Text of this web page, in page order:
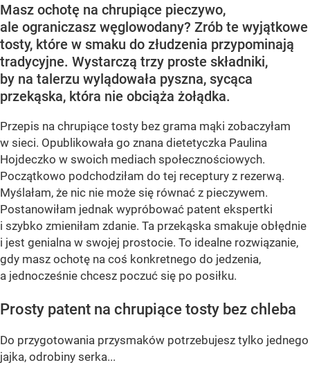
Masz ochotę na chrupiące pieczywo,
ale ograniczasz węglowodany? Zrób te wyjątkowe
tosty, które w smaku do złudzenia przypominają
tradycyjne. Wystarczą trzy proste składniki,
by na talerzu wylądowała pyszna, sycąca
przekąska, która nie obciąża żołądka.
Przepis na chrupiące tosty bez grama mąki zobaczyłam
w sieci. Opublikowała go znana dietetyczka Paulina
Hojdeczko w swoich mediach społecznościowych.
Początkowo podchodziłam do tej receptury z rezerwą.
Myślałam, że nic nie może się równać z pieczywem.
Postanowiłam jednak wypróbować patent ekspertki
i szybko zmieniłam zdanie. Ta przekąska smakuje obłędnie
i jest genialna w swojej prostocie. To idealne rozwiązanie,
gdy masz ochotę na coś konkretnego do jedzenia,
a jednocześnie chcesz poczuć się po posiłku.
Prosty patent na chrupiące tosty bez chleba
Do przygotowania przysmaków potrzebujesz tylko jednego
jajka, odrobiny serka...